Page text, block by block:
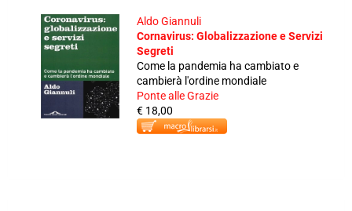
Aldo Giannuli
Cornavirus: Globalizzazione e Servizi
Segreti
Come la pandemia ha cambiato e
cambierà l'ordine mondiale
Ponte alle Grazie
€ 18,00